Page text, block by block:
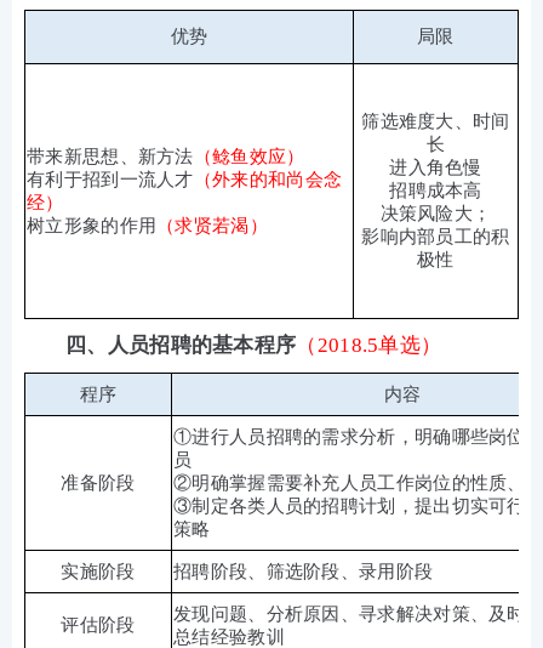
优势 局限
带来新思想、新方法 （鲶鱼效应）
有利于招到一流人才 （外来的和尚会念
经）
树立形象的作用
（求贤若渴）
筛选难度大、时间
长
进入角色慢
招聘成本高
决策风险大；
影响内部员工的积
极性
四、人员招聘的基本程序 （2018.5单选）
程序 内容
准备阶段
①进行人员招聘的需求分析，明确哪些岗位
员
②明确掌握需要补充人员工作岗位的性质、
③制定各类人员的招聘计划，提出切实可行
策略
实施阶段 招聘阶段、筛选阶段、录用阶段
评估阶段
发现问题、分析原因、寻求解决对策、及时
总结经验教训